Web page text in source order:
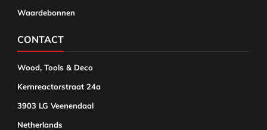
Waardebonnen
CONTACT
Wood, Tools & Deco
Kernreactorstraat 24a
3903 LG Veenendaal
Netherlands